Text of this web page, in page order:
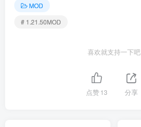
MOD
# 1.21.50MOD
喜欢就支持一下吧
点赞13 分享